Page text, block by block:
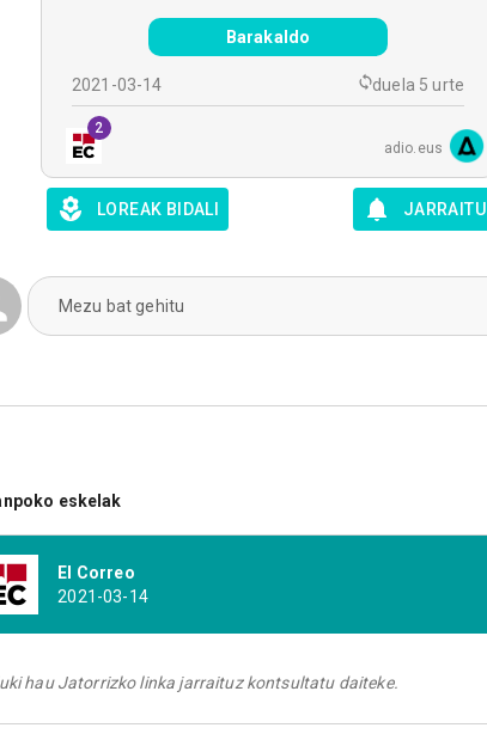
Barakaldo
2021-03-14 duela 5 urte
2
adio.eus
LOREAK BIDALI JARRAITU
Mezu bat gehitu
eskelak
El Correo
2021-03-14
hau Jatorrizko linka jarraituz kontsultatu daiteke.